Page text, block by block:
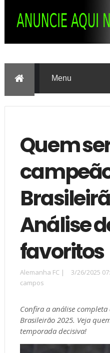
Quem
Análise
favoritos
Alemanha FC | 3/26/2025
campos
Confira a análise
Brasileirão 2025. Veja
temporada decisiva!